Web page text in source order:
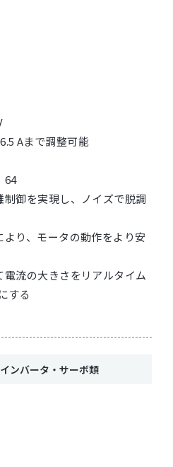
Aまで調整可能
64
御を実現し、ノイズで脱調
り、モータの動作をより安
流の大きさをリアルタイム
する
ンバータ・サーボ類